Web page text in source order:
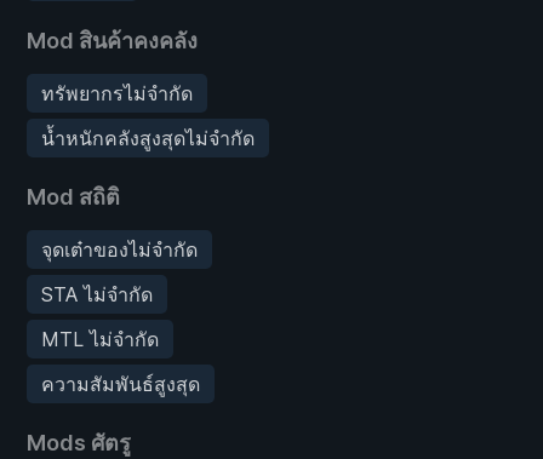
Mod สินค้าคงคลัง
ทรัพยากรไม่จำกัด
น้ำหนักคลังสูงสุดไม่จำกัด
Mod สถิติ
จุดเต๋าของไม่จำกัด
STA ไม่จำกัด
MTL ไม่จำกัด
ความสัมพันธ์สูงสุด
Mods ศัตรู